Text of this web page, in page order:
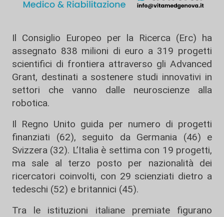
Il Consiglio Europeo per la Ricerca (Erc) ha
assegnato 838 milioni di euro a 319 progetti
scientifici di frontiera attraverso gli Advanced
Grant, destinati a sostenere studi innovativi in
settori che vanno dalle neuroscienze alla
robotica.
Il Regno Unito guida per numero di progetti
finanziati (62), seguito da Germania (46) e
Svizzera (32). L’Italia è settima con 19 progetti,
ma sale al terzo posto per nazionalità dei
ricercatori coinvolti, con 29 scienziati dietro a
tedeschi (52) e britannici (45).
Tra le istituzioni italiane premiate figurano